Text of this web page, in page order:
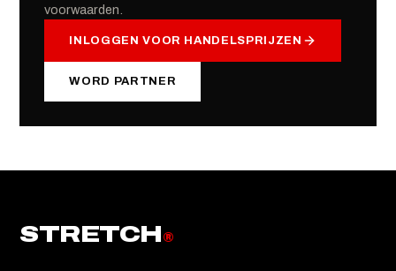
voorwaarden.
INLOGGEN VOOR HANDELSPRIJZEN
WORD PARTNER
STRETCH®